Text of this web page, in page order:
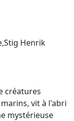
Henrik
créatures
vit à l'abri
mystérieuse